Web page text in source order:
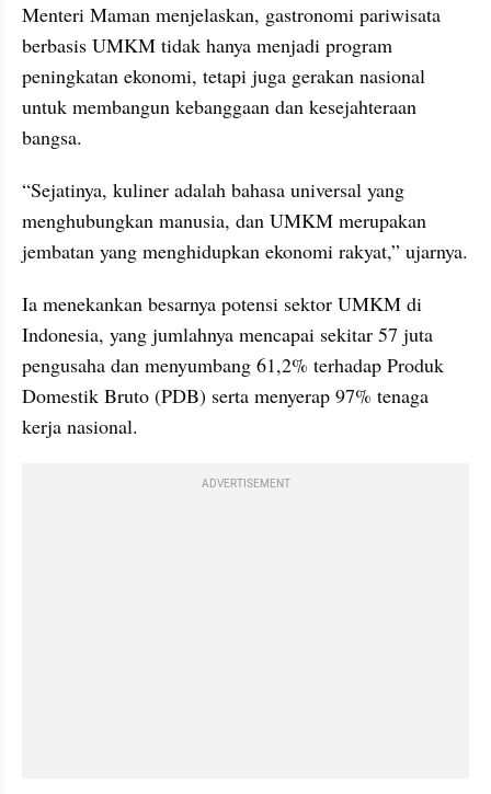
Menteri Maman menjelaskan, gastronomi pariwisata
berbasis UMKM tidak hanya menjadi program
peningkatan ekonomi, tetapi juga gerakan nasional
untuk membangun kebanggaan dan kesejahteraan
bangsa.
“Sejatinya, kuliner adalah bahasa universal yang
menghubungkan manusia, dan UMKM merupakan
jembatan yang menghidupkan ekonomi rakyat,” ujarnya.
Ia menekankan besarnya potensi sektor UMKM di
Indonesia, yang jumlahnya mencapai sekitar 57 juta
pengusaha dan menyumbang 61,2% terhadap Produk
Domestik Bruto (PDB) serta menyerap 97% tenaga
kerja nasional.
ADVERTISEMENT